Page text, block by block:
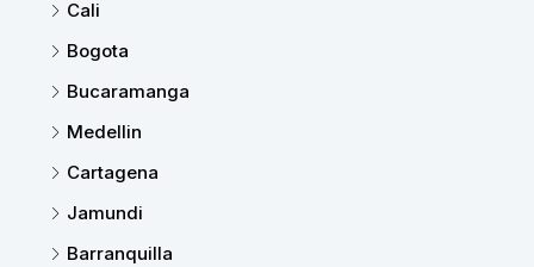
Cali
Bogota
Bucaramanga
Medellin
Cartagena
Jamundi
Barranquilla